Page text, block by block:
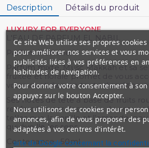
Description Détails du produit
LUXURY FOR EVERYONE
L'EAU DE PARFUM EL NABIL
Parfum Homme.
Parfum mixte, Musc Makkah et sa
fruitée et florale promet de vous
votre quotidien en toute discrétion
Ses notes de tête à base de fruits
renforcées par des notes de cœur
telles que la vanille et l’amande,
qui éveille les sens.
Contenance : 50ml
Ce site Web utilise ses propres
pour améliorer nos services et vous
publicités liées à vos préférences en
habitudes de navigation.
Pour donner votre consentement à
appuyez sur le bouton Accepter.
Nous utilisons des cookies pour
annonces, afin de vous proposer des
adaptées à vos centres d'intérêt.
site de Google concernant la